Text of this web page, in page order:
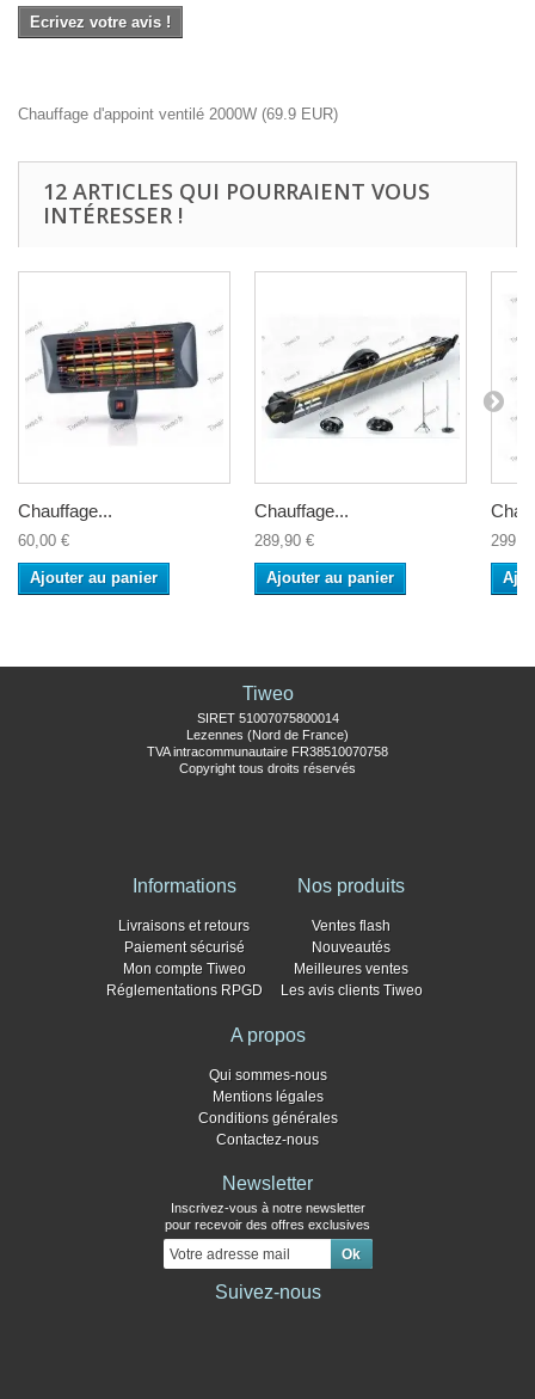
Ecrivez votre avis !
Chauffage d'appoint ventilé 2000W (69.9 EUR)
12 ARTICLES QUI POURRAIENT VOUS
INTÉRESSER !
Chauffage...
60,00 €
Ajouter au panier
Chauffage...
289,90 €
Ajouter au panier
Tiweo
SIRET 51007075800014
Lezennes (Nord de France)
TVA intracommunautaire FR38510070758
Copyright tous droits réservés
Informations
Livraisons et retours
Paiement sécurisé
Mon compte Tiweo
Réglementations RPGD
Nos produits
Ventes flash
Nouveautés
Meilleures ventes
Les avis clients Tiweo
A propos
Qui sommes-nous
Mentions légales
Conditions générales
Contactez-nous
Newsletter
Inscrivez-vous à notre newsletter
pour recevoir des offres exclusives
Suivez-nous